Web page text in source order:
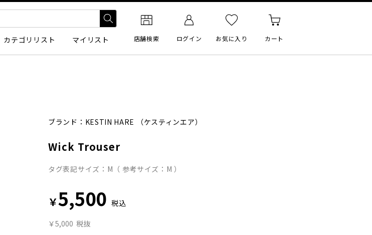
カテゴリリスト マイリスト 店舗検索 ログイン お気に入り カート
ブランド： KESTIN HARE （ケスティンエア）
Wick Trouser
タグ表記サイズ：M（ 参考サイズ：M ）
￥5,500 税込
￥5,000 税抜